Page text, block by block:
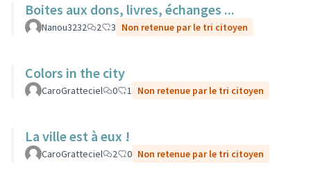
Boites aux dons, livres, échanges ...
Nanou3232 2 3 Non retenue par le tri citoyen
Colors in the city
CaroGratteciel 0 1 Non retenue par le tri citoyen
La ville est à eux !
CaroGratteciel 2 0 Non retenue par le tri citoyen